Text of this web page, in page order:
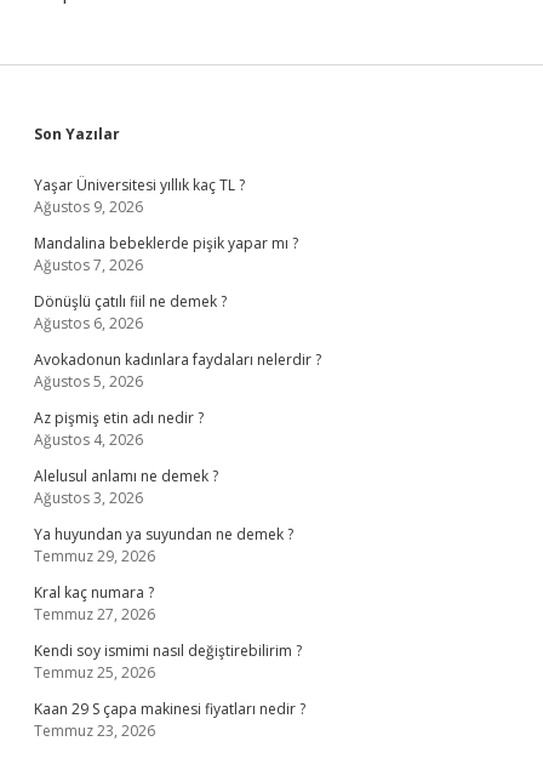
Sidebar
Son Yazılar
Yaşar Üniversitesi yıllık kaç TL ?
Ağustos 9, 2026
Mandalina bebeklerde pişik yapar mı ?
Ağustos 7, 2026
Dönüşlü çatılı fiil ne demek ?
Ağustos 6, 2026
Avokadonun kadınlara faydaları nelerdir ?
Ağustos 5, 2026
Az pişmiş etin adı nedir ?
Ağustos 4, 2026
Alelusul anlamı ne demek ?
Ağustos 3, 2026
Ya huyundan ya suyundan ne demek ?
Temmuz 29, 2026
Kral kaç numara ?
Temmuz 27, 2026
Kendi soy ismimi nasıl değiştirebilirim ?
Temmuz 25, 2026
Kaan 29 S çapa makinesi fiyatları nedir ?
Temmuz 23, 2026